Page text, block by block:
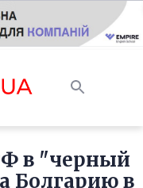
в "черный
Болгарию в